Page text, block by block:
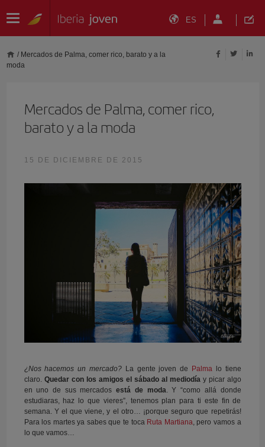
ES
/ Mercados de Palma, comer rico, barato y a la
moda
Mercados de Palma, comer rico,
barato y a la moda
15 DE DICIEMBRE DE 2015
¿Nos hacemos un mercado?La gente joven de Palma lo tiene
claro. Quedar con los amigos el sábado al mediodía y picar algo
en uno de sus mercadosestá de moda . Y “como allá donde
estudiaras, haz lo que vieres”, tenemos plan para ti este fin de
semana. Y el que viene, y el otro… ¡porque seguro que repetirás!
Para los martes ya sabes que te toca Ruta Martiana , pero vamos a
lo que vamos…